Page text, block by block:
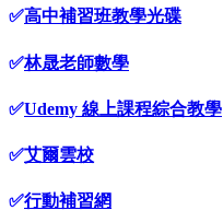
✅高中補習班教學光碟
✅林晟老師數學
✅Udemy 線上課程綜合教學
✅艾爾雲校
✅行動補習網